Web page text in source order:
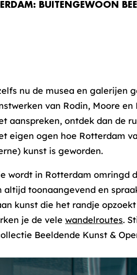
BUITENGEWOON
nu de musea en galerijen
van Rodin, Moore en
aanspreken, ontdek dan de
eigen ogen hoe Rotterdam
kunst is geworden.
wordt in Rotterdam omringd
toonaangevend en
kunst die het randje
je de vele wandelroutes.
Beeldende Kunst &